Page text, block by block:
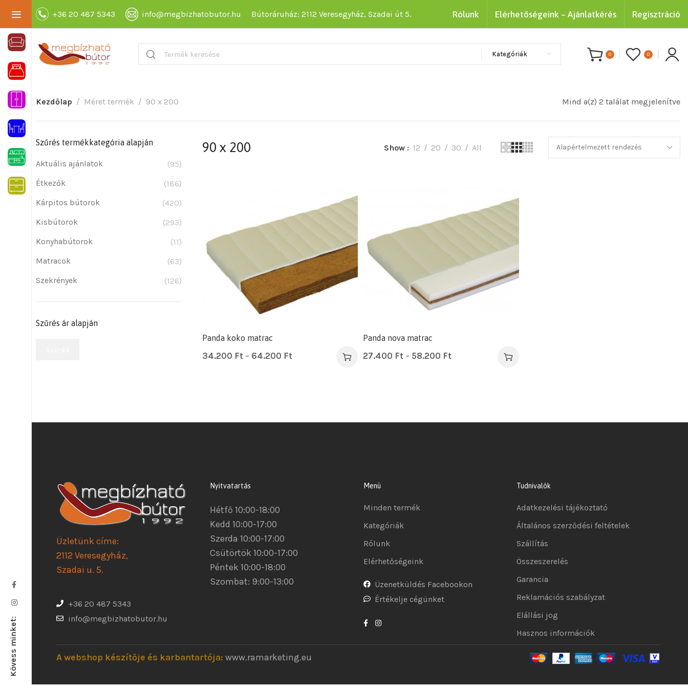
+36 20 487 5343 info@megbizhatobutor.hu Bútoráruház: 2112 Veresegyház, Szadai út 5. Rólunk Elérhetőségeink – Ajánlatkérés Regisztráció
Kategóriák 0 0
Kezdőlap Méret termék 90 x 200 Mind a(z) 2 találat megjelenítve
Szűrés termékkategória alapján
Aktuális ajánlatok
(95)
Étkezők
(186)
Kárpitos bútorok
(420)
Kisbútorok
(293)
Konyhabútorok
(11)
Matracok
(63)
Szekrények
(126)
Szűrés ár alapján
90 x 200 Show 12 20 30 All
Panda koko matrac
34.200 Ft – 64.200 Ft
Panda nova matrac
27.400 Ft – 58.200 Ft
Üzletünk címe:
2112 Veresegyház,
Szadai u. 5.
+36 20 487 5343
info@megbizhatobutor.hu
Nyitvatartás
Hétfő 10:00-18:00
Kedd 10:00-17:00
Szerda 10:00-17:00
Csütörtök 10:00-17:00
Péntek 10:00-18:00
Szombat: 9:00-13:00
Menü
Minden termék
Kategóriák
Rólunk
Elérhetőségeink
Üzenetküldés Facebookon
Értékelje cégünket
Tudnivalók
Adatkezelési tájékoztató
Általános szerződési feltételek
Szállítás
Összeszerelés
Garancia
Reklamációs szabályzat
Elállási jog
Hasznos információk
A webshop készítője és karbantartója: www.ramarketing.eu
Kövess minket: